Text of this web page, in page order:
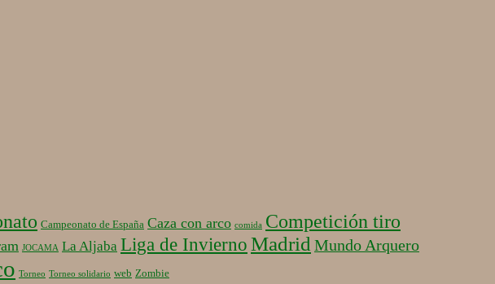
Campeonato de España Caza con arco comida Competición tiro
JOCAMA La Aljaba Liga de Invierno Madrid Mundo Arquero
Torneo Torneo solidario web Zombie